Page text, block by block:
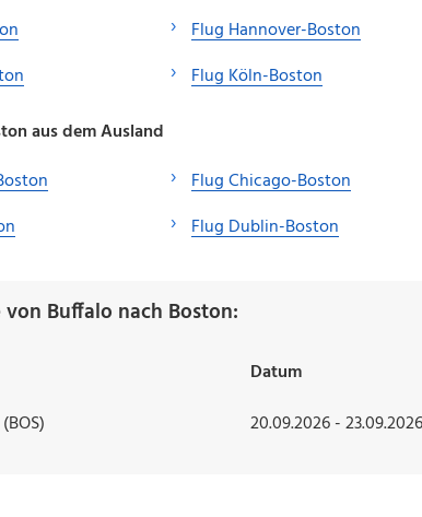
Flug Hannover-Boston
Flug Köln-Boston
aus dem Ausland
Flug Chicago-Boston
Flug Dublin-Boston
Buffalo nach Boston:
Datum
20.09.2026 - 23.09.2026